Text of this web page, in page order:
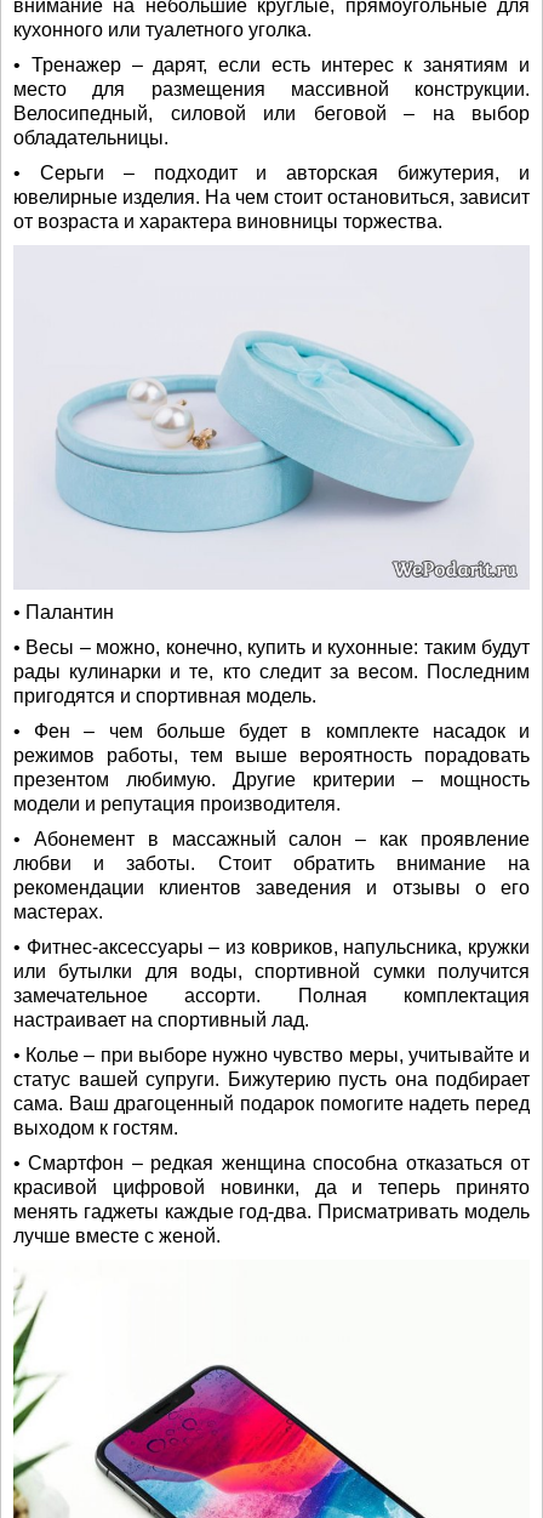
внимание на небольшие круглые, прямоугольные для
кухонного или туалетного уголка.
• Тренажер – дарят, если есть интерес к занятиям и
место для размещения массивной конструкции.
Велосипедный, силовой или беговой – на выбор
обладательницы.
• Серьги – подходит и авторская бижутерия, и
ювелирные изделия. На чем стоит остановиться, зависит
от возраста и характера виновницы торжества.
• Палантин
• Весы – можно, конечно, купить и кухонные: таким будут
рады кулинарки и те, кто следит за весом. Последним
пригодятся и спортивная модель.
• Фен – чем больше будет в комплекте насадок и
режимов работы, тем выше вероятность порадовать
презентом любимую. Другие критерии – мощность
модели и репутация производителя.
• Абонемент в массажный салон – как проявление
любви и заботы. Стоит обратить внимание на
рекомендации клиентов заведения и отзывы о его
мастерах.
• Фитнес-аксессуары – из ковриков, напульсника, кружки
или бутылки для воды, спортивной сумки получится
замечательное ассорти. Полная комплектация
настраивает на спортивный лад.
• Колье – при выборе нужно чувство меры, учитывайте и
статус вашей супруги. Бижутерию пусть она подбирает
сама. Ваш драгоценный подарок помогите надеть перед
выходом к гостям.
• Смартфон – редкая женщина способна отказаться от
красивой цифровой новинки, да и теперь принято
менять гаджеты каждые год-два. Присматривать модель
лучше вместе с женой.